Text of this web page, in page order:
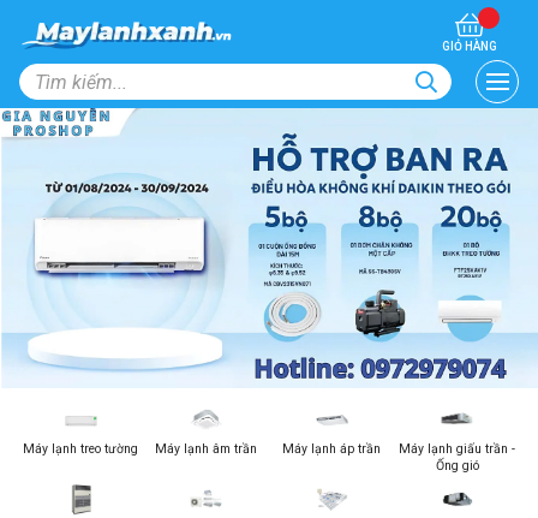
GIỎ HÀNG
Máy lạnh treo tường Máy lạnh âm trần Máy lạnh áp trần
Máy lạnh giấu trần -
Ống gió